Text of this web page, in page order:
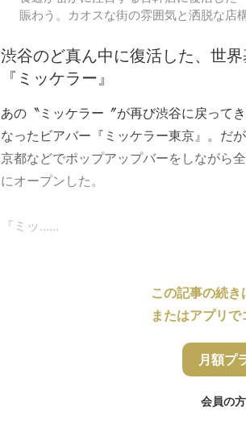
賑わう。カオスな街の雰囲気と洒脱な店
渋谷のど真ん中に復活した、世界
『ミッケラー』
あの〝ミッケラー〞が再び渋谷に戻って
なったビアバー『ミッケラー東京』。だ
京都などでポップアップバーをしながら
にオープンした。
『ミッ......
この記事の続き
またはアプリ
月額プ
会員の